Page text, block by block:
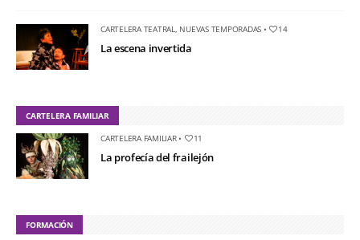
CARTELERA TEATRAL, NUEVAS TEMPORADAS • 14
La escena invertida
CARTELERA FAMILIAR
CARTELERA FAMILIAR• 11
La profecía del frailejón
FORMACIÓN